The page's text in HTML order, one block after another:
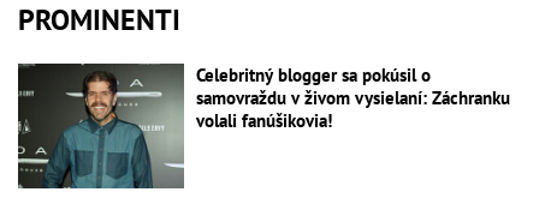
PROMINENTI
Celebritný blogger sa pokúsil o
samovraždu v živom vysielaní: Záchranku
volali fanúšikovia!